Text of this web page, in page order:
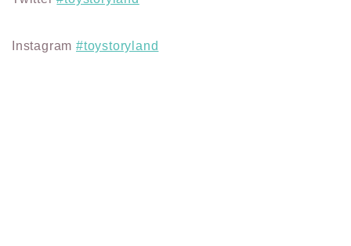
Instagram #toystoryland